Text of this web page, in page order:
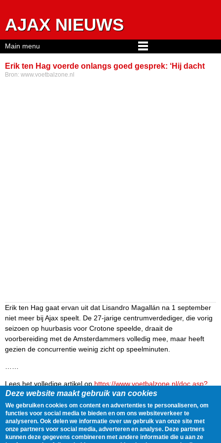
AJAX NIEUWS
Erik ten Hag voerde onlangs goed gesprek: ‘Hij dacht
Bron: www.voetbalzone.nl
Erik ten Hag gaat ervan uit dat Lisandro Magallán na 1 september
niet meer bij Ajax speelt. De 27-jarige centrumverdediger, die vorig
seizoen op huurbasis voor Crotone speelde, draait de
voorbereiding met de Amsterdammers volledig mee, maar heeft
gezien de concurrentie weinig zicht op speelminuten.
Lees het volledige artikel op https://www.voetbalzone.nl/doc.asp?
uid=391714
Delen Tweet 31 July, 2021 - 08:50
Gegevens
Main menu
Deze website maakt gebruik van cookies
We gebruiken cookies om content en advertenties te personaliseren, om
functies voor social media te bieden en om ons websiteverkeer te
analyseren. Ook delen we informatie over uw gebruik van onze site met
onze partners voor social media, adverteren en analyse. Deze partners
kunnen deze gegevens combineren met andere informatie die u aan ze